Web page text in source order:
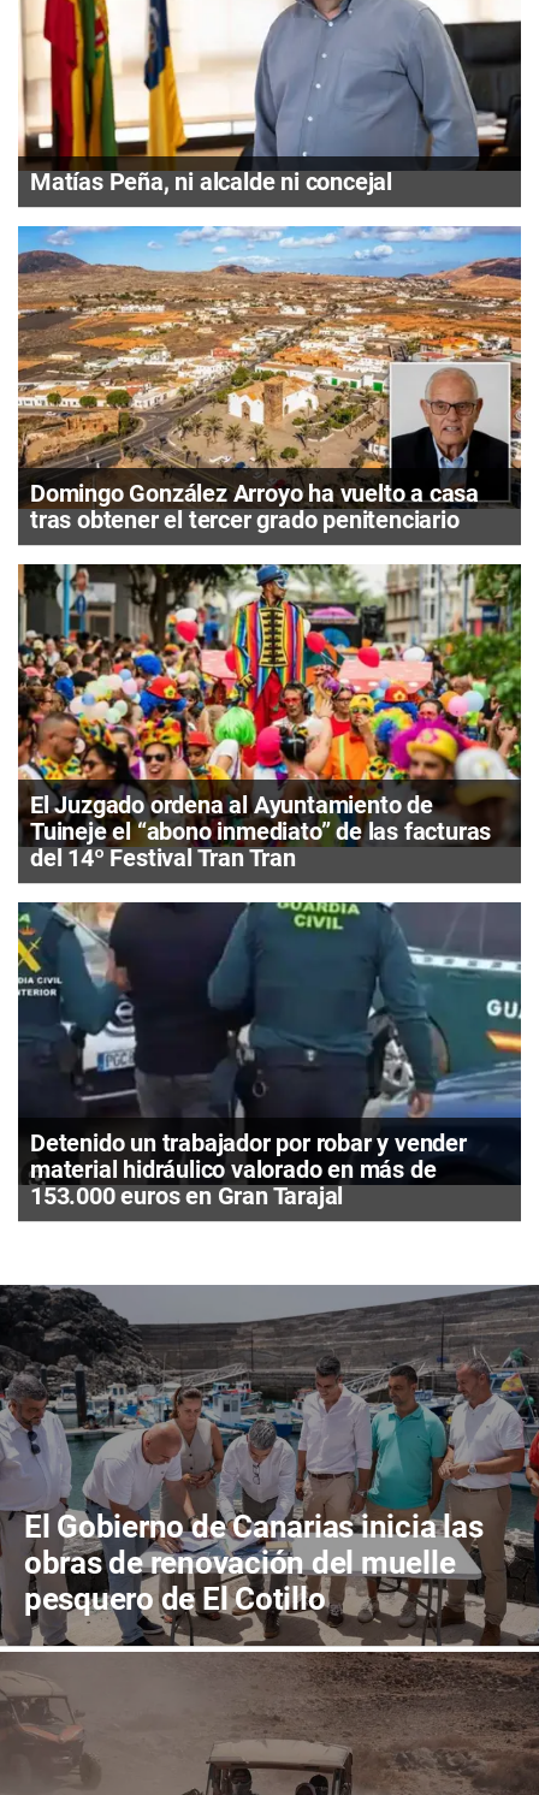
Matías Peña, ni alcalde ni concejal
Domingo González Arroyo ha vuelto a casa
tras obtener el tercer grado penitenciario
El Juzgado ordena al Ayuntamiento de
Tuineje el “abono inmediato” de las facturas
del 14º Festival Tran Tran
Detenido un trabajador por robar y vender
material hidráulico valorado en más de
153.000 euros en Gran Tarajal
El Gobierno de Canarias inicia las
obras de renovación del muelle
pesquero de El Cotillo